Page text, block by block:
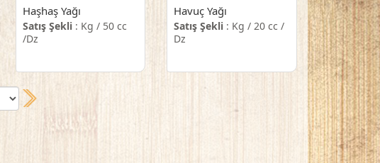
Haşhaş Yağı
Satış Şekli : Kg / 50 cc
/Dz
Havuç Yağı
Satış Şekli : Kg / 20 cc /
Dz